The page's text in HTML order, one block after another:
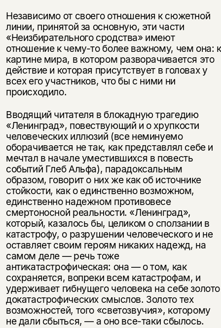
Независимо от своего отношения к сюжетной
линии, принятой за основную, эти части
«Неизбирательного сродства» имеют
отношение к чему-то более важному, чем она: к
картине мира, в котором разворачивается это
действие и которая присутствует в головах у
всех его участников, что бы с ними ни
происходило.
Вводящий читателя в блокадную трагедию
«Ленинград», повествующий и о хрупкости
человеческих иллюзий (все неминуемо
оборачивается не так, как представлял себе и
мечтал в начале уместившихся в повесть
событий Глеб Альфа), парадоксальным
образом, говорит о них же как об источнике
стойкости, как о единственно возможном,
единственно надежном противовесе
смертоносной реальности. «Ленинград»,
который, казалось бы, целиком о сползании в
катастрофу, о разрушении человеческого и не
оставляет своим героям никаких надежд, на
самом деле — речь тоже
антикатастрофическая: она — о том, как
сохраняется, вопреки всем катастрофам, и
удерживает гибнущего человека на себе золото
докатастрофических смыслов. Золото тех
возможностей, того «светозвучия», которому
не дали сбыться, — а оно все-таки сбылось.